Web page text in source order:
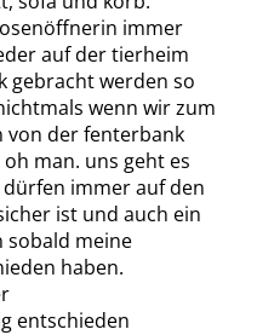
immer
auf der tierheim
gebracht werden so
wenn wir zum
der fenterbank
man. uns geht es
immer auf den
ist und auch ein
sobald meine
haben.
entschieden